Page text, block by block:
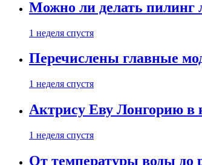
Можно ли делать пилинг
1 неделя спустя
Перечислены главные
1 неделя спустя
Актрису Еву Лонгорию в
1 неделя спустя
От температуры воды до